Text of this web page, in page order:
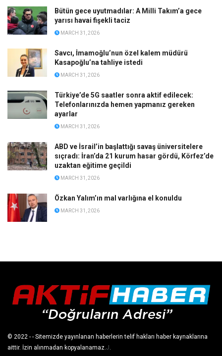
Bütün gece uyutmadılar: A Milli Takım’a gece
yarısı havai fişekli taciz
MARCH 31, 2026
Savcı, İmamoğlu’nun özel kalem müdürü
Kasapoğlu’na tahliye istedi
MARCH 31, 2026
Türkiye’de 5G saatler sonra aktif edilecek:
Telefonlarınızda hemen yapmanız gereken
ayarlar
MARCH 31, 2026
ABD ve İsrail’in başlattığı savaş üniversitelere
sıçradı: İran’da 21 kurum hasar gördü, Körfez’de
uzaktan eğitime geçildi
MARCH 31, 2026
Özkan Yalım’ın mal varlığına el konuldu
MARCH 31, 2026
© 2022 - - Sitemizde yayınlanan haberlerin telif hakları haber kaynaklarına
aittir. İzin alınmadan kopyalanamaz.J.